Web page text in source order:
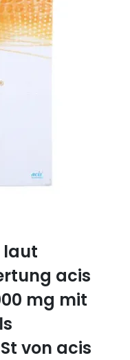
laut
acis
mg mit
von acis